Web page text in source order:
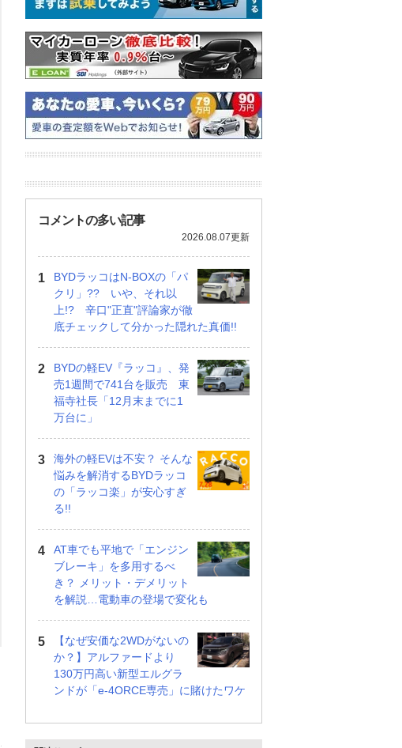
コメントの多い記事
2026.08.07更新
BYDラッコはN-BOXの「パ
クリ」?? いや、それ以
上!? 辛口"正直"評論家が徹
底チェックして分かった隠れた真価!!
BYDの軽EV『ラッコ』、発
売1週間で741台を販売 東
福寺社長「12月末までに1
万台に」
海外の軽EVは不安？ そんな
悩みを解消するBYDラッコ
の「ラッコ楽」が安心すぎ
る!!
AT車でも平地で「エンジン
ブレーキ」を多用するべ
き？ メリット・デメリット
を解説…電動車の登場で変化も
【なぜ安価な2WDがないの
か？】アルファードより
130万円高い新型エルグラ
ンドが「e-4ORCE専売」に賭けたワケ